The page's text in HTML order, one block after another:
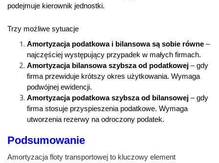
podejmuje kierownik jednostki.
Trzy możliwe sytuacje
Amortyzacja podatkowa i bilansowa są sobie równe –
najczęściej występujący przypadek w małych firmach.
Amortyzacja bilansowa szybsza od podatkowej – gdy
firma przewiduje krótszy okres użytkowania. Wymaga
podwójnej ewidencji.
Amortyzacja podatkowa szybsza od bilansowej – gdy
firma stosuje przyspieszenia podatkowe. Wymaga
utworzenia rezerwy na odroczony podatek.
Podsumowanie
Amortyzacja floty transportowej to kluczowy element